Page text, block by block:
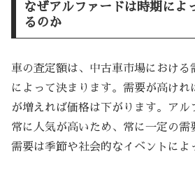
なぜアルファードは時期によ
るのか
車の査定額は、中古車市場における
によって決まります。需要が高けれ
が増えれば価格は下がります。アル
常に人気が高いため、常に一定の需
需要は季節や社会的なイベントによ